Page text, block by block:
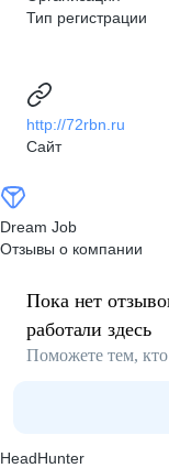
Тип регистрации
http://72rbn.ru
Сайт
Dream Job
Отзывы о компании
Пока нет
работали здесь
Поможете тем,
HeadHunter